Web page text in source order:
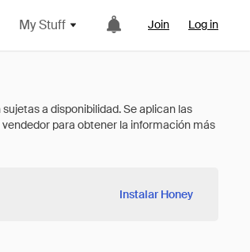
My Stuff Join Log in
Instalar Honey